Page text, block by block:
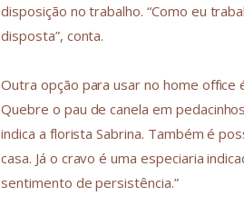
disposição no trabalho. “Como eu
disposta”, conta.
Outra opção para usar no home office
Quebre o pau de canela em
indica a florista Sabrina. Também é
casa. Já o cravo é uma especiaria
sentimento de persistência.”